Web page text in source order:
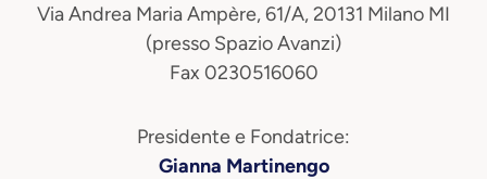
Via Andrea Maria Ampère, 61/A, 20131 Milano MI
(presso Spazio Avanzi)
Fax 0230516060
Presidente e Fondatrice:
Gianna Martinengo